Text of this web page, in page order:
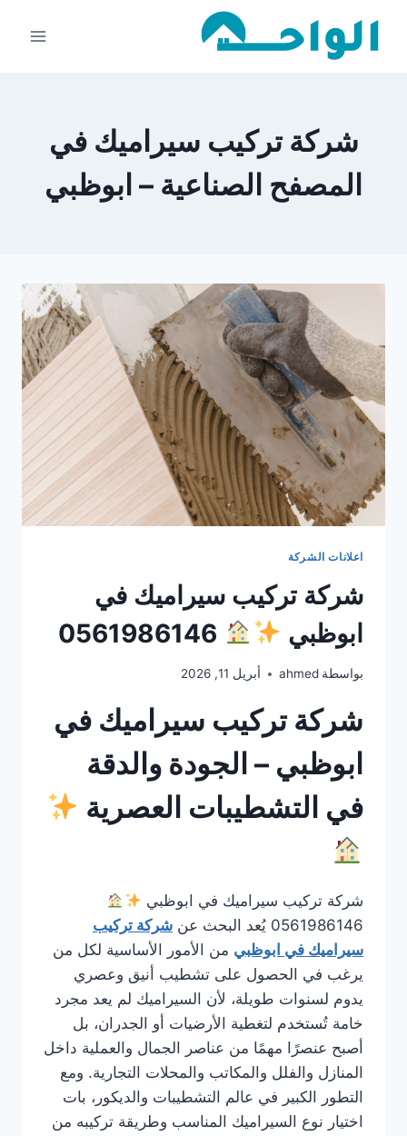
شركة تركيب سيراميك في
المصفح الصناعية – ابوظبي
اعلانات الشركة
شركة تركيب سيراميك في
ابوظبي
بواسطة ahmed أبريل 11, 2026
شركة تركيب سيراميك في
ابوظبي – الجودة والدقة
في التشطيبات العصرية
شركة تركيب سيراميك في ابوظبي
0561986146 يُعد البحث عن
شركة تركيب
سيراميك في ابوظبي من الأمور الأساسية لكل من
يرغب في الحصول على تشطيب أنيق وعصري
يدوم لسنوات طويلة، لأن السيراميك لم يعد مجرد
خامة تُستخدم لتغطية الأرضيات أو الجدران، بل
أصبح عنصرًا مهمًا من عناصر الجمال والعملية داخل
المنازل والفلل والمكاتب والمحلات التجارية. ومع
التطور الكبير في عالم التشطيبات والديكور، بات
اختيار نوع السيراميك المناسب وطريقة تركيبه من